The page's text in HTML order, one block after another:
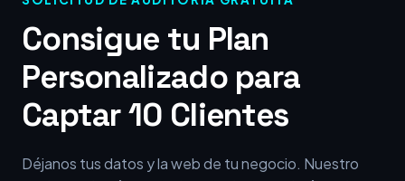
Consigue tu Plan
Personalizado para
Captar 10 Clientes
Déjanos tus datos y la web de tu negocio. Nuestro